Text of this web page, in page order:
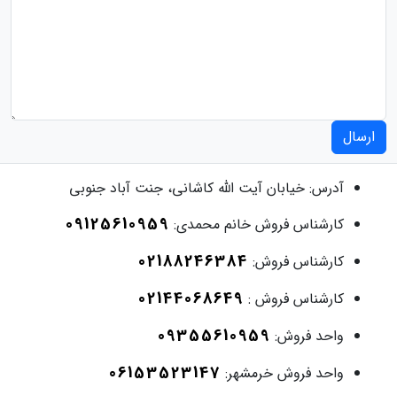
ارسال
آدرس: خیابان آیت الله کاشانی، جنت آباد جنوبی
کارشناس فروش خانم محمدی: 09125610959
کارشناس فروش: 02188246384
کارشناس فروش : 02144068649
واحد فروش: 09355610959
واحد فروش خرمشهر: 06153523147